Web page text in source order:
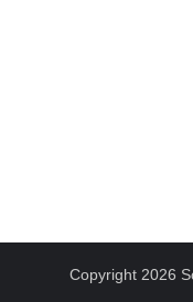
Copyright 2026